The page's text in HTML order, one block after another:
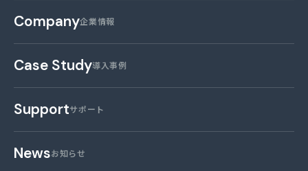
Company企業情報
Case Study導入事例
Supportサポート
Newsお知らせ